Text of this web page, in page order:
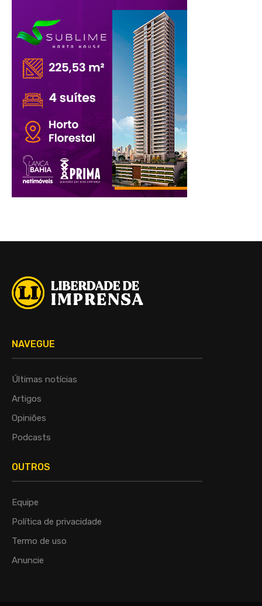
NAVEGUE
Últimas notícias
Artigos
Opiniões
Podcasts
OUTROS
Equipe
Política de privacidade
Termo de uso
Anuncie